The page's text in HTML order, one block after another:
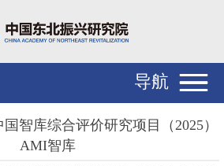
导航
智库综合评价研究项目（2025）
AMI智库